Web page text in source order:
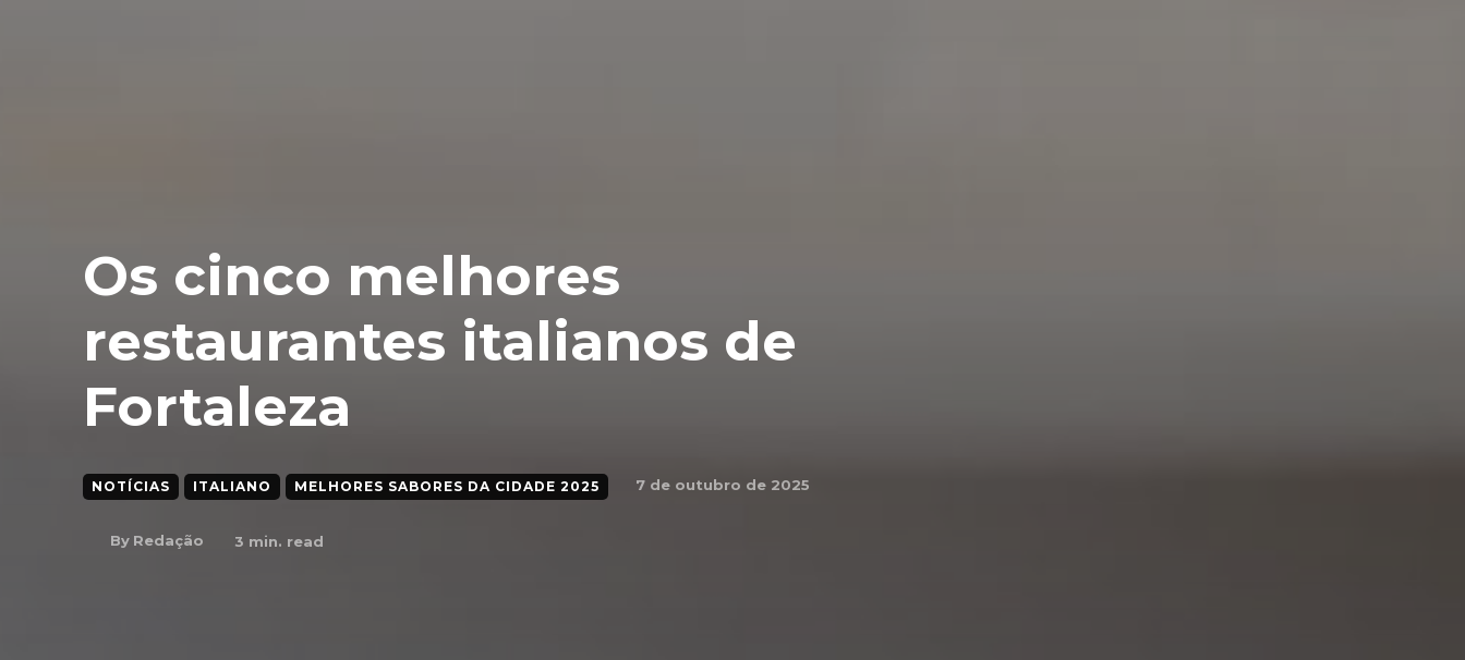
Os cinco melhores
restaurantes italianos de
Fortaleza
NOTÍCIAS ITALIANO MELHORES SABORES DA CIDADE 2025 7 de outubro de 2025
By Redação 3 min. read